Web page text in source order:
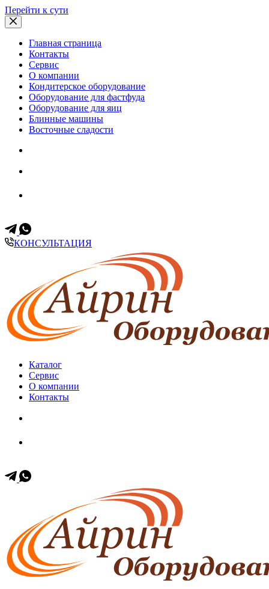
Перейти к сути
Главная страница
Контакты
Сервис
О компании
Кондитерское оборудование
Оборудование для фастфуда
Оборудование для яиц
Блинные машины
Восточные сладости
КОНСУЛЬТАЦИЯ
Каталог
Сервис
О компании
Контакты